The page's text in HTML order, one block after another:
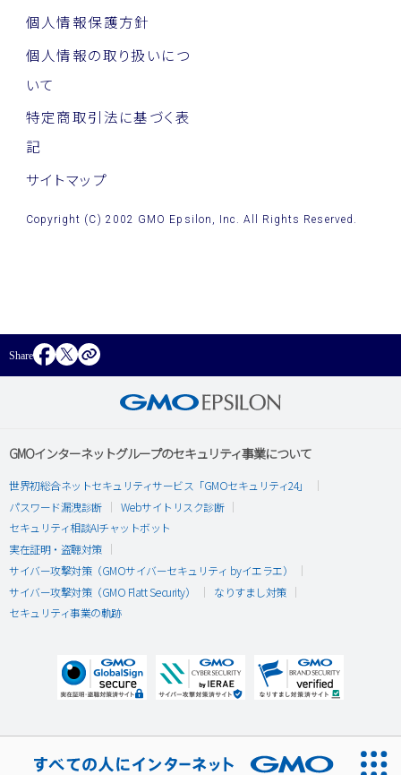
個人情報保護方針
個人情報の取り扱いにつ
いて
特定商取引法に基づく表
記
サイトマップ
Copyright (C) 2002 GMO Epsilon, Inc. All Rights Reserved.
Share
GMOインターネットグループのセキュリティ事業について
世界初総合ネットセキュリティサービス「GMOセキュリティ24」
パスワード漏洩診断
Webサイトリスク診断
セキュリティ相談AIチャットボット
実在証明・盗聴対策
サイバー攻撃対策（GMOサイバーセキュリティ byイエラエ）
サイバー攻撃対策（GMO Flatt Security）
なりすまし対策
セキュリティ事業の軌跡